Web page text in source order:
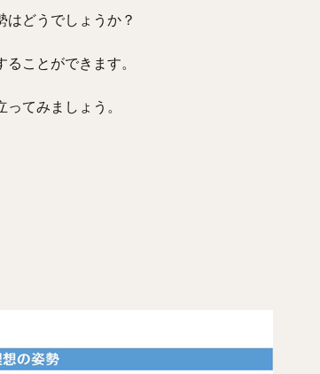
はどうでしょうか？
ことができます。
てみましょう。